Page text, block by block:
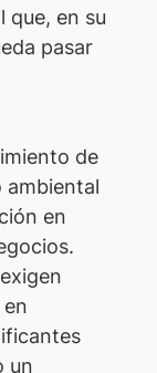
que, en su
pasar
de
ambiental
en
un